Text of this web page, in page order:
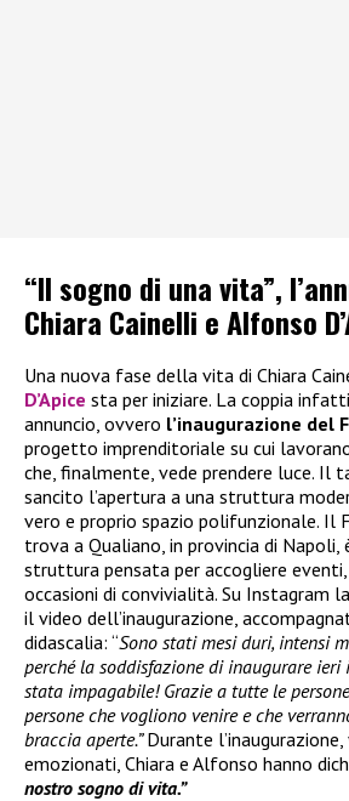
“Il sogno di una vita”,
Chiara Cainelli e Alfonso
Una nuova fase della vita di Chiara
D’Apice sta per iniziare. La coppia
annuncio, ovvero l’inaugurazione del
progetto imprenditoriale su cui
che, finalmente, vede prendere luce. Il
sancito l’apertura a una struttura
vero e proprio spazio polifunzionale. Il
trova a Qualiano, in provincia di
struttura pensata per accogliere
occasioni di convivialità. Su Instagram
il video dell’inaugurazione,
didascalia: “Sono stati mesi duri, intensi
perché la soddisfazione di inaugurare ieri
stata impagabile! Grazie a tutte le
persone che vogliono venire e che
braccia aperte.”Durante
emozionati, Chiara e Alfonso hanno
nostro sogno di vita.”